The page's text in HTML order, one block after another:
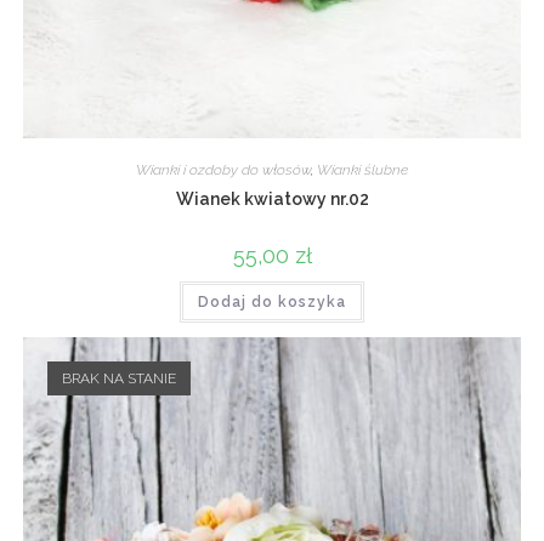
Wianki i ozdoby do włosów, Wianki ślubne
Wianek kwiatowy nr.02
55,00 zł
Dodaj do koszyka
BRAK NA STANIE